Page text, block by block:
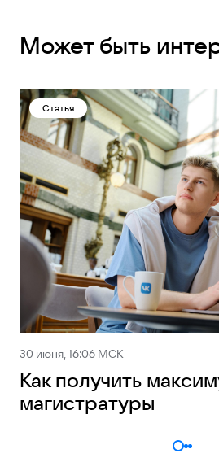
Может быть
Статья
30 июня, 16:06 МСК
Как получить
магистратуры